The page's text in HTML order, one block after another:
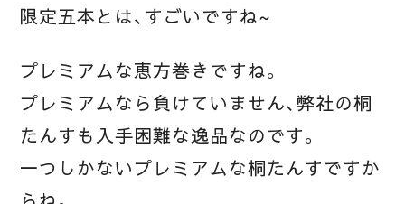
限定五本とは、すごいですね~
プレミアムな恵方巻きですね。
プレミアムなら負けていません、弊社の桐
たんすも入手困難な逸品なのです。
一つしかないプレミアムな桐たんすですか